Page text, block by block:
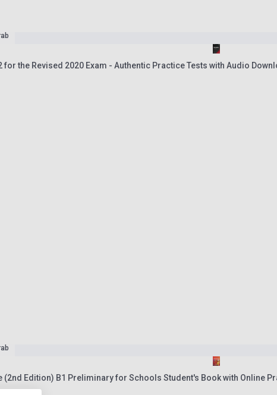
for the Revised 2020 Exam - Authentic Practice Tests with Audio
(2nd Edition) B1 Preliminary for Schools Student's Book with Online